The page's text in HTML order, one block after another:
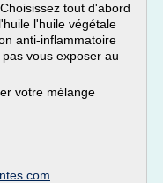
tout d'abord
l'huile végétale
anti-inflammatoire
vous exposer au
votre mélange